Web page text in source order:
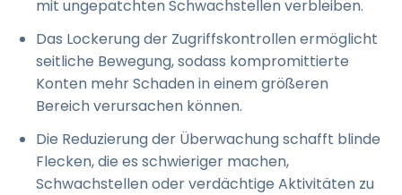
mit ungepatchten Schwachstellen verbleiben.
Das Lockerung der Zugriffskontrollen ermöglicht
seitliche Bewegung, sodass kompromittierte
Konten mehr Schaden in einem größeren
Bereich verursachen können.
Die Reduzierung der Überwachung schafft blinde
Flecken, die es schwieriger machen,
Schwachstellen oder verdächtige Aktivitäten zu